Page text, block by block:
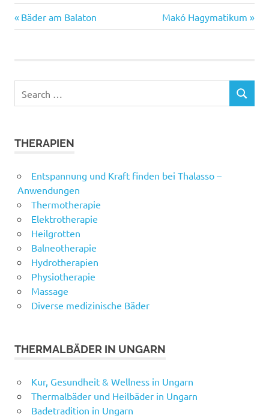
Post
Previous
Post:
Bäder am Balaton
Next
Post:
Makó Hagymatikum
for:
SEARCH
THERAPIEN
Entspannung und Kraft finden bei Thalasso –
Anwendungen
Thermotherapie
Elektrotherapie
Heilgrotten
Balneotherapie
Hydrotherapien
Physiotherapie
Massage
Diverse medizinische Bäder
THERMALBÄDER IN UNGARN
Kur, Gesundheit & Wellness in Ungarn
Thermalbäder und Heilbäder in Ungarn
Badetradition in Ungarn